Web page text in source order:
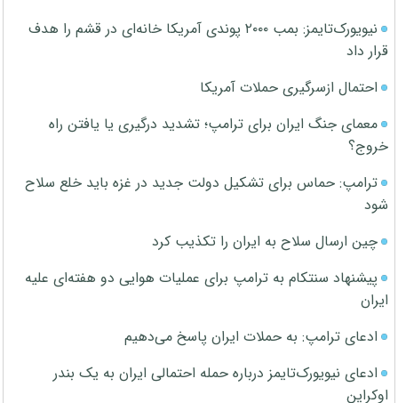
نیویورک‌تایمز: بمب ۲۰۰۰ پوندی آمریکا خانه‌ای در قشم را هدف
قرار داد
احتمال ازسرگیری حملات آمریکا
معمای جنگ ایران برای ترامپ؛ تشدید درگیری یا یافتن راه
خروج؟
ترامپ: حماس برای تشکیل دولت جدید در غزه باید خلع سلاح
شود
چین ارسال سلاح به ایران را تکذیب کرد
پیشنهاد سنتکام به ترامپ برای عملیات هوایی دو هفته‌ای علیه
ایران
ادعای ترامپ: به حملات ایران پاسخ می‌دهیم
ادعای نیویورک‌تایمز درباره حمله احتمالی ایران به یک بندر
اوکراین